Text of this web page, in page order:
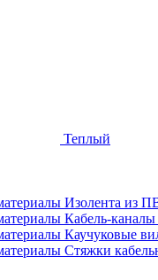
Теплый
Изолента из
Кабель-
Каучуковые
Стяжки